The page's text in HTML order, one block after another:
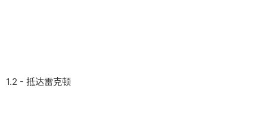
1.2 - 抵达雷克顿